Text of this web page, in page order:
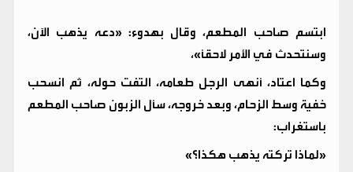
ابتسم صاحب المطعم، وقال بهدوء: «دعه يذهب الآن،
وسنتحدث في الأمر لاحقًا»،
وكما اعتاد، أنهى الرجل طعامه، التفت حوله، ثم انسحب
خفية وسط الزحام، وبعد خروجه، سأل الزبون صاحب المطعم
باستغراب:
«لماذا تركته يذهب هكذا؟»